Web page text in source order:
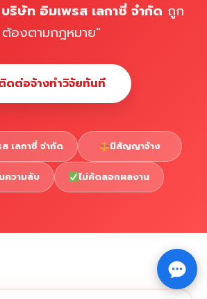
รับทำวิจัย รับทำวิทยานิพนธ์ รับทำ⇧
บริษัท อิมเพรส เลกาซี่ จำกัด ถูก
ต้องตามกฎหมาย"
ดต่อจ้างทำวิจัยทันที
เลกาซี่ จำกัด มีสัญญาจ้าง
ความลับ ไม่คัดลอกผลงาน